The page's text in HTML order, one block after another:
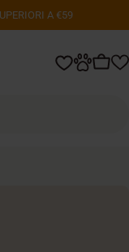
A €59